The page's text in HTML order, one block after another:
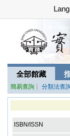
全部館藏
簡易查詢 ┊ 分類法查
ISBN/ISSN